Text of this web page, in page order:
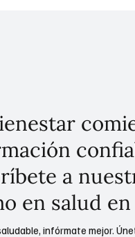
a
en salud
infórmate mejor.